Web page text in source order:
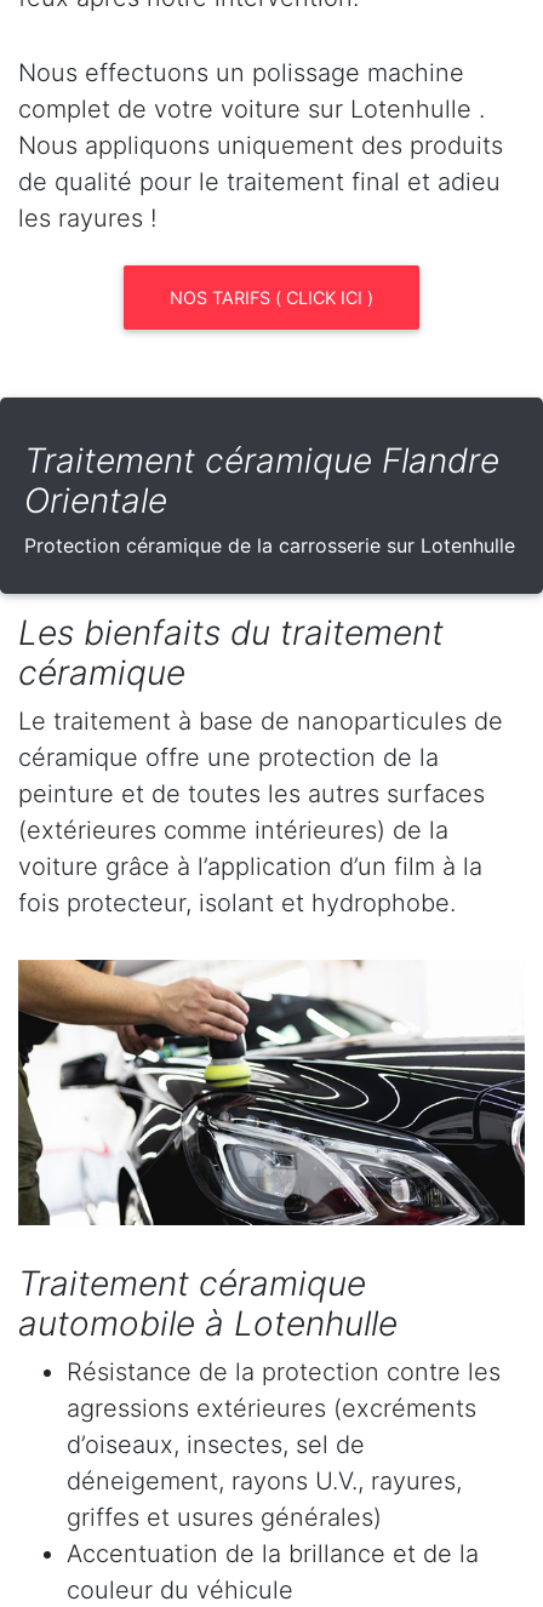
Nous effectuons un polissage machine
complet de votre voiture sur Lotenhulle .
Nous appliquons uniquement des produits
de qualité pour le traitement final et adieu
les rayures !
NOS TARIFS ( CLICK ICI )
Traitement céramique Flandre
Orientale
Protection céramique de la carrosserie sur Lotenhulle
Les bienfaits du traitement
céramique
Le traitement à base de nanoparticules de
céramique offre une protection de la
peinture et de toutes les autres surfaces
(extérieures comme intérieures) de la
voiture grâce à l’application d’un film à la
fois protecteur, isolant et hydrophobe.
Traitement céramique
automobile à Lotenhulle
Résistance de la protection contre les
agressions extérieures (excréments
d’oiseaux, insectes, sel de
déneigement, rayons U.V., rayures,
griffes et usures générales)
Accentuation de la brillance et de la
couleur du véhicule